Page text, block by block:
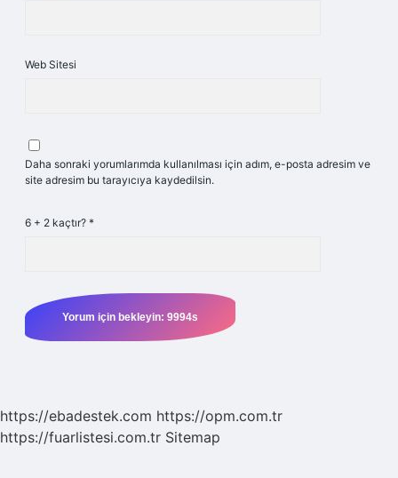
Web Sitesi
Daha sonraki yorumlarımda kullanılması için adım, e-posta adresim ve
site adresim bu tarayıcıya kaydedilsin.
6 + 2 kaçtır? *
https://ebadestek.com https://opm.com.tr
https://fuarlistesi.com.tr Sitemap